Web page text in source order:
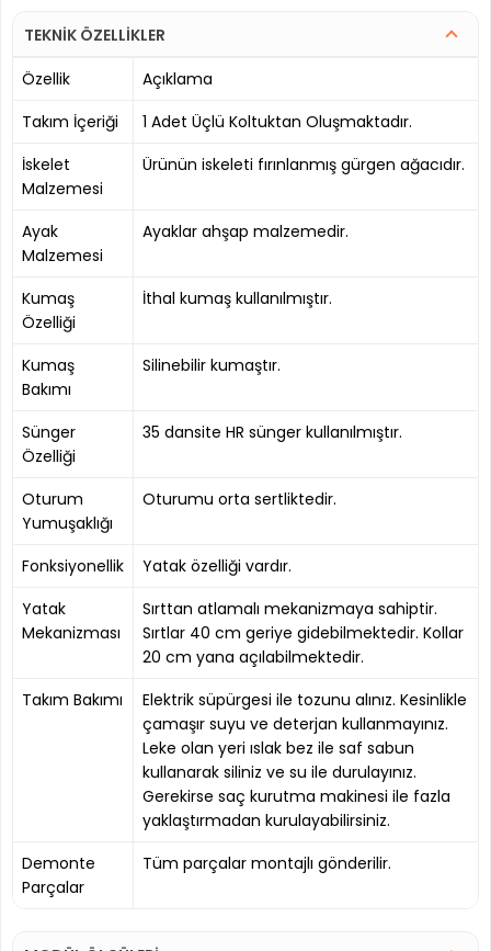
TEKNİK ÖZELLİKLER
Özellik
Açıklama
Takım İçeriği
1 Adet Üçlü Koltuktan Oluşmaktadır.
İskelet
Malzemesi
Ürünün iskeleti fırınlanmış gürgen ağacıdır.
Ayak
Malzemesi
Ayaklar ahşap malzemedir.
Kumaş
Özelliği
İthal kumaş kullanılmıştır.
Kumaş
Bakımı
Silinebilir kumaştır.
Sünger
Özelliği
35 dansite HR sünger kullanılmıştır.
Oturum
Yumuşaklığı
Oturumu orta sertliktedir.
Fonksiyonellik
Yatak özelliği vardır.
Yatak
Mekanizması
Sırttan atlamalı mekanizmaya sahiptir.
Sırtlar 40 cm geriye gidebilmektedir. Kollar
20 cm yana açılabilmektedir.
Takım Bakımı
Elektrik süpürgesi ile tozunu alınız. Kesinlikle
çamaşır suyu ve deterjan kullanmayınız.
Leke olan yeri ıslak bez ile saf sabun
kullanarak siliniz ve su ile durulayınız.
Gerekirse saç kurutma makinesi ile fazla
yaklaştırmadan kurulayabilirsiniz.
Demonte
Parçalar
Tüm parçalar montajlı gönderilir.